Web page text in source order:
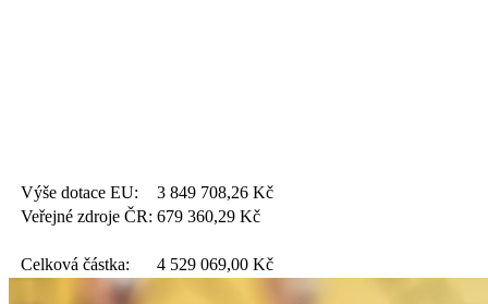
Výše dotace EU: 3 849 708,26 Kč
Veřejné zdroje ČR: 679 360,29 Kč
Celková částka: 4 529 069,00 Kč